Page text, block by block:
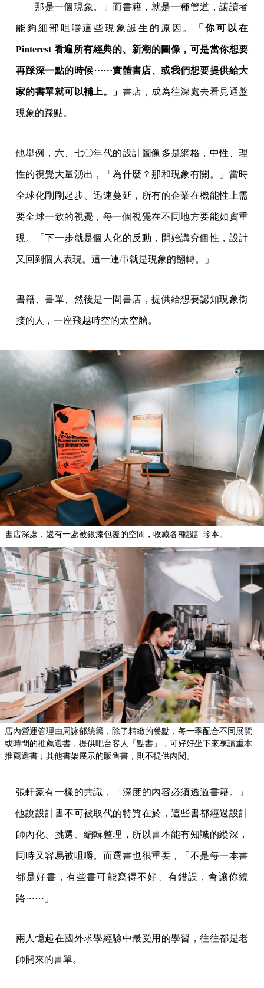
——那是一個現象。」而書籍，就是一種管道，讓讀者
能夠細部咀嚼這些現象誕生的原因。 「你可以在
Pinterest 看遍所有經典的、新潮的圖像，可是當你想要
再踩深一點的時候⋯⋯實體書店、或我們想要提供給大
家的書單就可以補上。」 書店，成為往深處去看見通盤
現象的踩點。
他舉例，六、七〇年代的設計圖像多是網格，中性、理
性的視覺大量湧出，「為什麼？那和現象有關。」當時
全球化剛剛起步、迅速蔓延，所有的企業在機能性上需
要全球一致的視覺，每一個視覺在不同地方要能如實重
現。「下一步就是個人化的反動，開始講究個性，設計
又回到個人表現。這一連串就是現象的翻轉。」
書籍、書單、然後是一間書店，提供給想要認知現象銜
接的人，一座飛越時空的太空艙。
書店深處，還有一處被銀漆包覆的空間，收藏各種設計珍本。
店內營運管理由周詠郁統籌，除了精緻的餐點，每一季配合不同展覽
或時間的推薦選書，提供吧台客人「點書」，可好好坐下來享讀重本
推薦選書；其他書架展示的販售書，則不提供內閱。
張軒豪有一樣的共識，「深度的內容必須透過書籍。」
他說設計書不可被取代的特質在於，這些書都經過設計
師內化、挑選、編輯整理，所以書本能有知識的縱深，
同時又容易被咀嚼。而選書也很重要，「不是每一本書
都是好書，有些書可能寫得不好、有錯誤，會讓你繞
路⋯⋯」
兩人憶起在國外求學經驗中最受用的學習，往往都是老
師開來的書單。